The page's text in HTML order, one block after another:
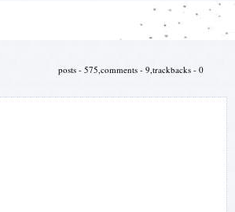
posts - 575,comments - 9,trackbacks - 0